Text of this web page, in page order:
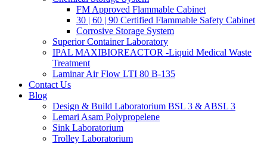
FM Approved Flammable Cabinet
30 | 60 | 90 Certified Flammable Safety Cabinet
Corrosive Storage System
Superior Container Laboratory
IPAL MAXIBIOREACTOR -Liquid Medical Waste
Treatment
Laminar Air Flow LTI 80 B-135
Contact Us
Blog
Design & Build Laboratorium BSL 3 & ABSL 3
Lemari Asam Polypropelene
Sink Laboratorium
Trolley Laboratorium